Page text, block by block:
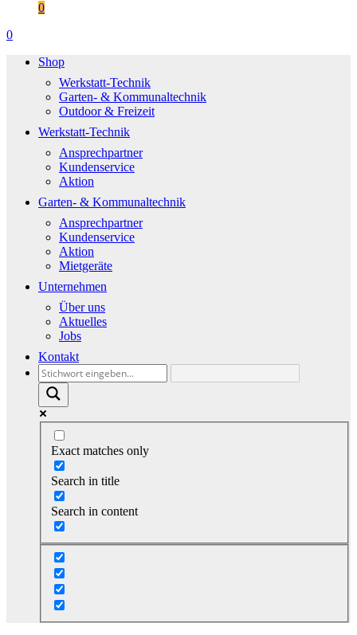
0
Menu
0
Shop
Werkstatt-Technik
Garten- & Kommunaltechnik
Outdoor & Freizeit
Werkstatt-Technik
Ansprechpartner
Kundenservice
Aktion
Garten- & Kommunaltechnik
Ansprechpartner
Kundenservice
Aktion
Mietgeräte
Unternehmen
Über uns
Aktuelles
Jobs
Kontakt
Exact matches only
Search in title
Search in content